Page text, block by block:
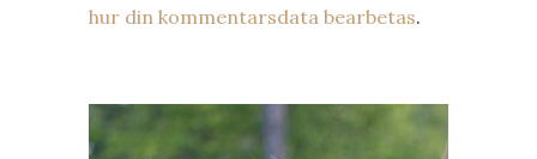
hur din kommentarsdata bearbetas.